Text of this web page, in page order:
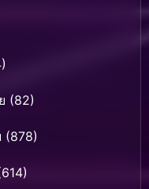
(82)
(878)